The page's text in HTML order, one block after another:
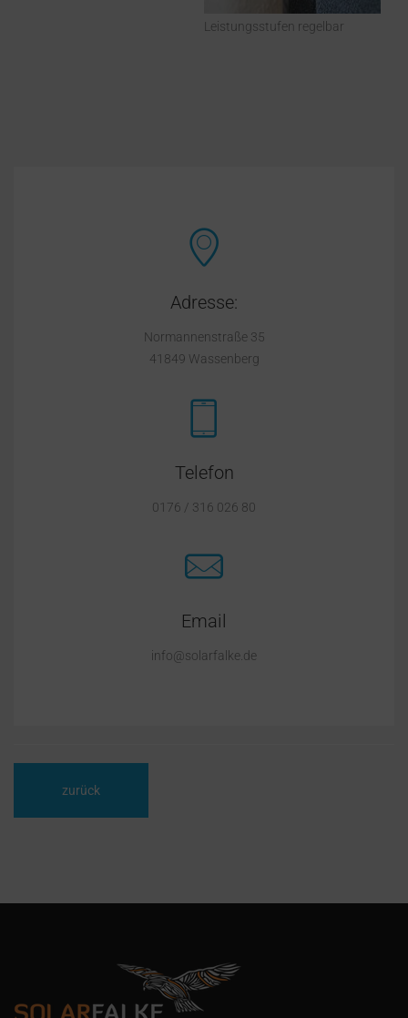
Leistungsstufen regelbar
Adresse:
Normannenstraße 35
41849 Wassenberg
Telefon
0176 / 316 026 80
Email
info@solarfalke.de
zurück